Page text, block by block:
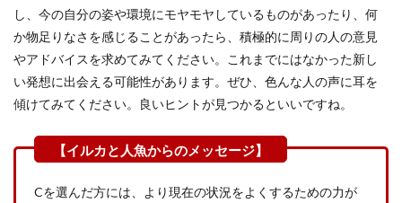
し、今の自分の姿や環境にモヤモヤしているものがあったり、何
か物足りなさを感じることがあったら、積極的に周りの人の意見
やアドバイスを求めてみてください。これまでにはなかった新し
い発想に出会える可能性があります。ぜひ、色んな人の声に耳を
傾けてみてください。良いヒントが見つかるといいですね。
Cを選んだ方には、より現在の状況をよくするための力が